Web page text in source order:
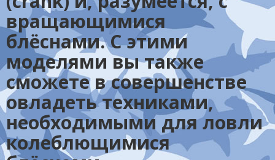
вращающимися
блёснами. С этими
моделями вы также
сможете в совершенстве
овладеть техниками,
необходимыми для ловли
колеблющимися